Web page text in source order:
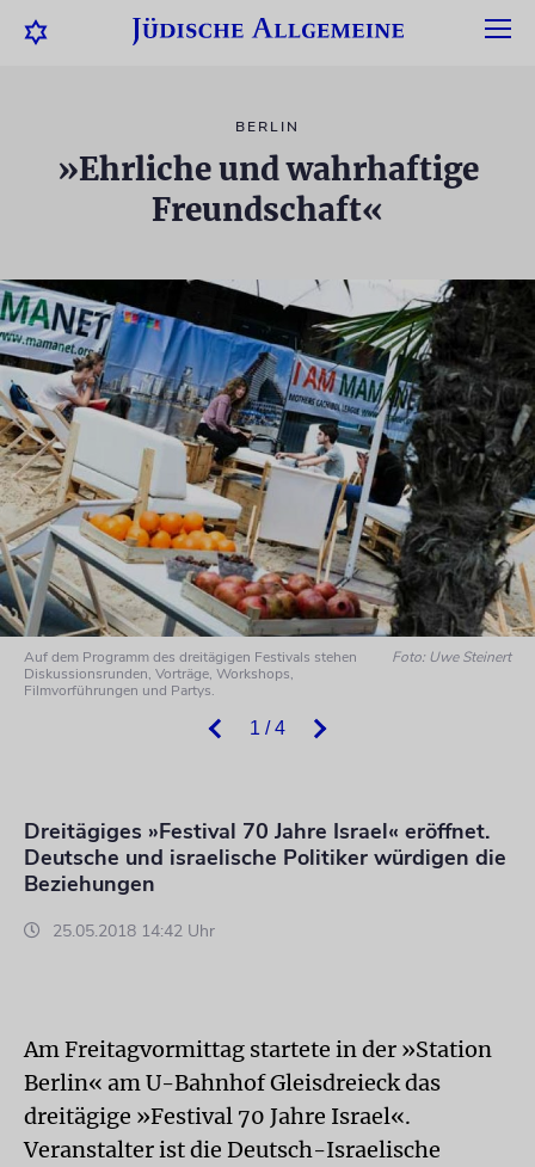
BERLIN
»Ehrliche und wahrhaftige
Freundschaft«
1 / 4
Auf dem Programm des dreitägigen Festivals stehen
Diskussionsrunden, Vorträge, Workshops,
Filmvorführungen und Partys.
Foto: Uwe Steinert
Dreitägiges »Festival 70 Jahre Israel« eröffnet.
Deutsche und israelische Politiker würdigen die
Beziehungen
25.05.2018 14:42 Uhr
Am Freitagvormittag startete in der »Station
Berlin« am U-Bahnhof Gleisdreieck das
dreitägige »Festival 70 Jahre Israel«.
Veranstalter ist die Deutsch-Israelische